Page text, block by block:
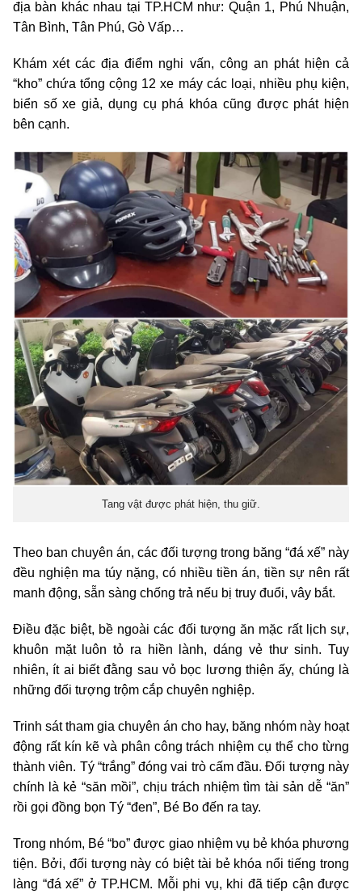
địa bàn khác nhau tại TP.HCM như: Quận 1, Phú Nhuận,
Tân Bình, Tân Phú, Gò Vấp…
Khám xét các địa điểm nghi vấn, công an phát hiện cả
“kho” chứa tổng cộng 12 xe máy các loại, nhiều phụ kiện,
biển số xe giả, dụng cụ phá khóa cũng được phát hiện
bên cạnh.
Tang vật được phát hiện, thu giữ.
Theo ban chuyên án, các đối tượng trong băng “đá xế” này
đều nghiện ma túy nặng, có nhiều tiền án, tiền sự nên rất
manh động, sẵn sàng chống trả nếu bị truy đuổi, vây bắt.
Điều đặc biệt, bề ngoài các đối tượng ăn mặc rất lịch sự,
khuôn mặt luôn tỏ ra hiền lành, dáng vẻ thư sinh. Tuy
nhiên, ít ai biết đằng sau vỏ bọc lương thiện ấy, chúng là
những đối tượng trộm cắp chuyên nghiệp.
Trinh sát tham gia chuyên án cho hay, băng nhóm này hoạt
động rất kín kẽ và phân công trách nhiệm cụ thể cho từng
thành viên. Tý “trắng” đóng vai trò cấm đầu. Đối tượng này
chính là kẻ “săn mồi”, chịu trách nhiệm tìm tài sản dễ “ăn”
rồi gọi đồng bọn Tý “đen”, Bé Bo đến ra tay.
Trong nhóm, Bé “bo” được giao nhiệm vụ bẻ khóa phương
tiện. Bởi, đối tượng này có biệt tài bẻ khóa nổi tiếng trong
làng “đá xế” ở TP.HCM. Mỗi phi vụ, khi đã tiếp cận được